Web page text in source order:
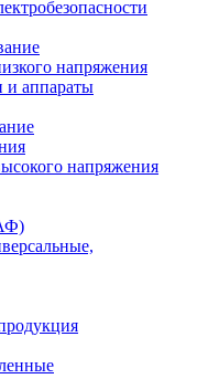
напряжения
и аппараты
напряжения